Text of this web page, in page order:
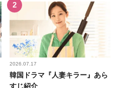
2026.07.17
韓国ドラマ『人妻キラー』あら
すじ紹介